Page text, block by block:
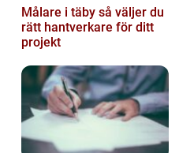
Målare i täby så väljer du
rätt hantverkare för ditt
projekt